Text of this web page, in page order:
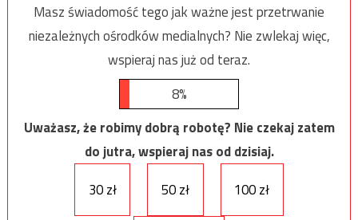
Masz świadomość tego jak ważne jest przetrwanie
niezależnych ośrodków medialnych? Nie zwlekaj więc,
wspieraj nas już od teraz.
8%
Uważasz, że robimy dobrą robotę? Nie czekaj zatem
do jutra, wspieraj nas od dzisiaj.
30 zł
50 zł 100 zł